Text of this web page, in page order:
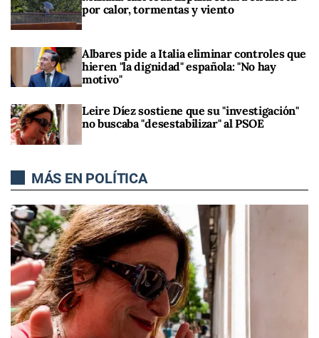
por calor, tormentas y viento
Albares pide a Italia eliminar controles que
hieren "la dignidad" española: "No hay
motivo"
Leire Díez sostiene que su "investigación"
no buscaba "desestabilizar" al PSOE
MÁS EN POLÍTICA